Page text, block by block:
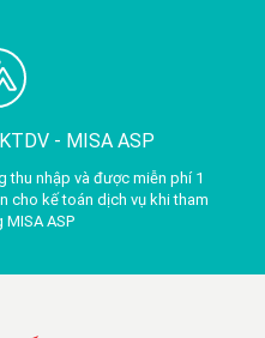
- MISA ASP
thu nhập và được miễn phí 1
cho kế toán dịch vụ khi tham
MISA ASP